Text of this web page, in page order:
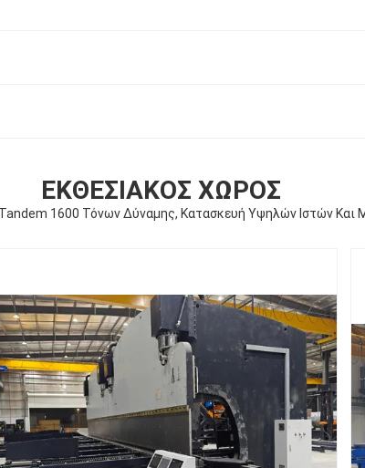
ΕΚΘΕΣΙΑΚΌΣ ΧΏΡΟΣ
1600 Τόνων Δύναμης, Κατασκευή Υψηλών Ιστών Και